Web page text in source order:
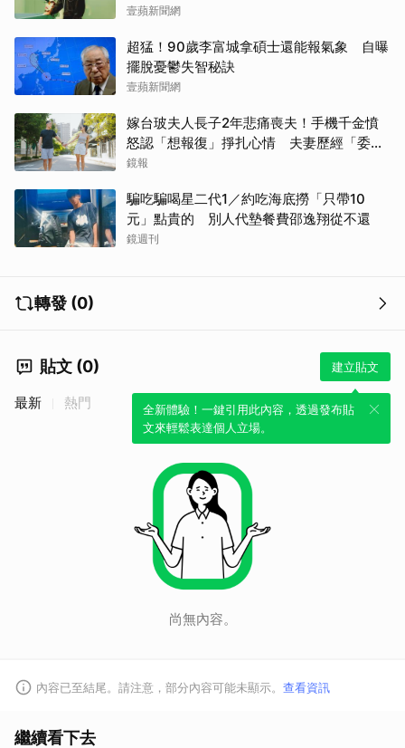
壹蘋新聞網
超猛！90歲李富城拿碩士還能報氣象 自曝
擺脫憂鬱失智秘訣
壹蘋新聞網
嫁台玻夫人長子2年悲痛喪夫！手機千金憤
怒認「想報復」掙扎心情 夫妻歷經「委屈
與不平」只能安靜
鏡報
騙吃騙喝星二代1／約吃海底撈「只帶10
元」點貴的 別人代墊餐費邵逸翔從不還
鏡週刊
轉發 (0)
貼文 (0) 建立貼文
全新體驗！一鍵引用此內容，透過發布貼
文來輕鬆表達個人立場。
最新 熱門
尚無內容。
內容已至結尾。請注意，部分內容可能未顯示。 查看資訊
繼續看下去